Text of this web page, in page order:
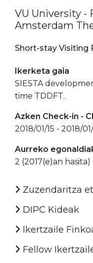
VU University -
Amsterdam
Short-stay Visiting
Ikerketa gaia
SIESTA
time TDDFT.
Azken Check-in -
2018/01/15 - 2018/
Aurreko
2 (2017(e)an hasita)
Zuzendaritza
DIPC Kideak
Ikertzaile
Fellow